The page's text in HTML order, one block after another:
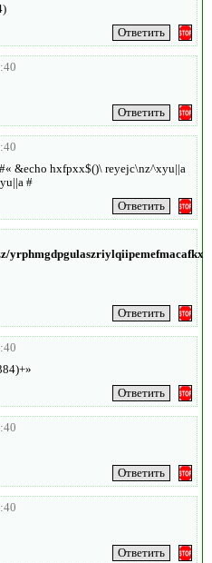
&echo hxfpxx$()\ reyejc\nz^xyu||a
#